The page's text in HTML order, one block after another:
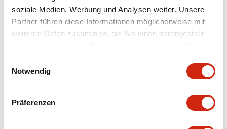
soziale Medien, Werbung und Analysen weiter. Unsere
Partner führen diese Informationen möglicherweise mit
weiteren Daten zusammen, die Sie ihnen bereitgestellt
haben oder die sie im Rahmen Ihrer Nutzung der Dienste
Notwendig
Präferenzen
Aesthetic Specifications
Dokumente und Dateien